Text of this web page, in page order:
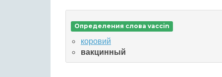
Определения слова vaccin
коровий
вакцинный